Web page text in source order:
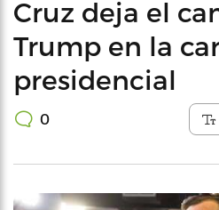
Cruz deja el
Trump en la
presidencial
0